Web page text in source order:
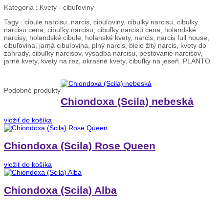
Kategoria : Kvety - cibuľoviny
Tagy : cibule narcisu, narcis, cibuľoviny, cibulky narcisu, cibulky
narcisu cena, cibuľky narcisu, cibuľky narcisu cena, holandské
narcisy, holandské cibule, holanské kvety, narcis, narcis full house,
cibuľovina, jarná cibuľovina, plný narcis, bielo žltý narcis, kvety do
záhrady, cibuľky narcisov, výsadba narcisu, pestovanie narcisov,
jarné kvety, kvety na rez, okrasné kvety, cibuľky na jeseň, PLANTO
Podobné produkty
Chiondoxa (Scila) nebeská
vložiť do košíka
Chiondoxa (Scila) Rose Queen
vložiť do košíka
Chiondoxa (Scila) Alba